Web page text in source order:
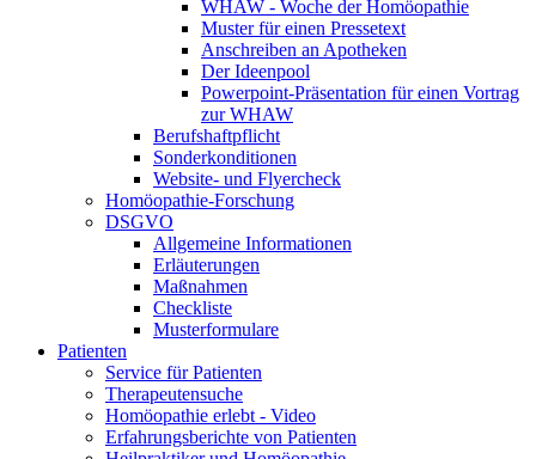
WHAW - Woche der Homöopathie
Muster für einen Pressetext
Anschreiben an Apotheken
Der Ideenpool
Powerpoint-Präsentation für einen Vortrag
zur WHAW
Berufshaftpflicht
Sonderkonditionen
Website- und Flyercheck
Homöopathie-Forschung
DSGVO
Allgemeine Informationen
Erläuterungen
Maßnahmen
Checkliste
Musterformulare
Patienten
Service für Patienten
Therapeutensuche
Homöopathie erlebt - Video
Erfahrungsberichte von Patienten